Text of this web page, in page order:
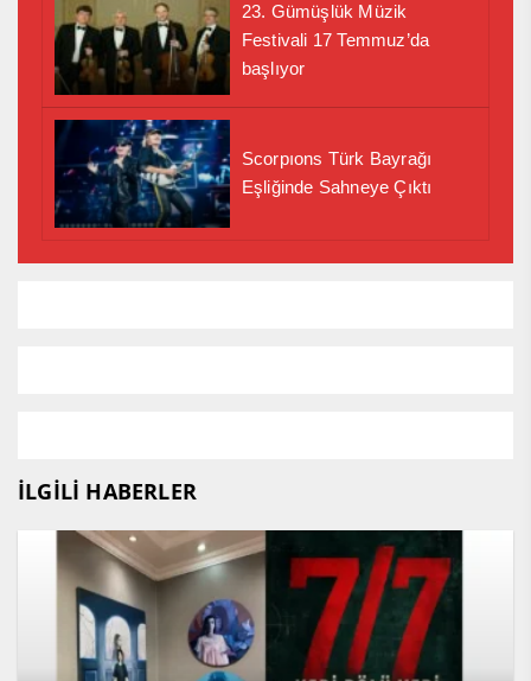
23. Gümüşlük Müzik
Festivali 17 Temmuz’da
başlıyor
Scorpıons Türk Bayrağı
Eşliğinde Sahneye Çıktı
İLGİLİ HABERLER